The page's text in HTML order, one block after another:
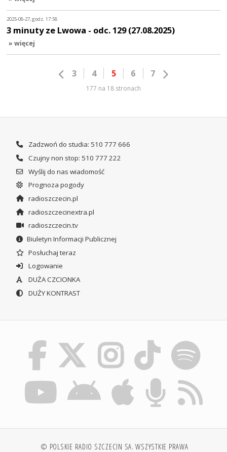
2025-08-27, godz. 17:58
3 minuty ze Lwowa - odc. 129 (27.08.2025)
» więcej
3 4 5 6 7
177 na 18 stronach
Zadzwoń do studia: 510 777 666
Czujny non stop: 510 777 222
Wyślij do nas wiadomość
Prognoza pogody
radioszczecin.pl
radioszczecinextra.pl
radioszczecin.tv
Biuletyn Informacji Publicznej
Posłuchaj teraz
Logowanie
DUŻA CZCIONKA
DUŻY KONTRAST
© POLSKIE RADIO SZCZECIN SA. WSZYSTKIE PRAWA